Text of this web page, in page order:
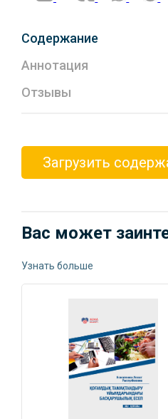
Содержание
Аннотация
Отзывы
Загрузить
Вас может
Узнать больше